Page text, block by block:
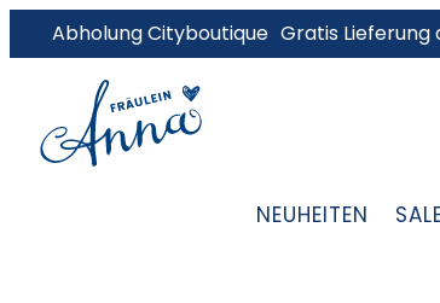
Abholung Cityboutique Gratis
NEUHEITEN